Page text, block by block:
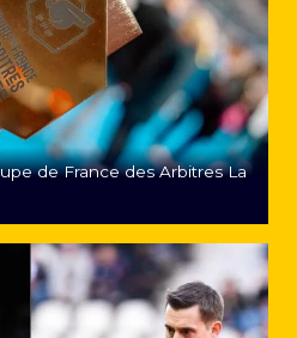
de France des Arbitres La